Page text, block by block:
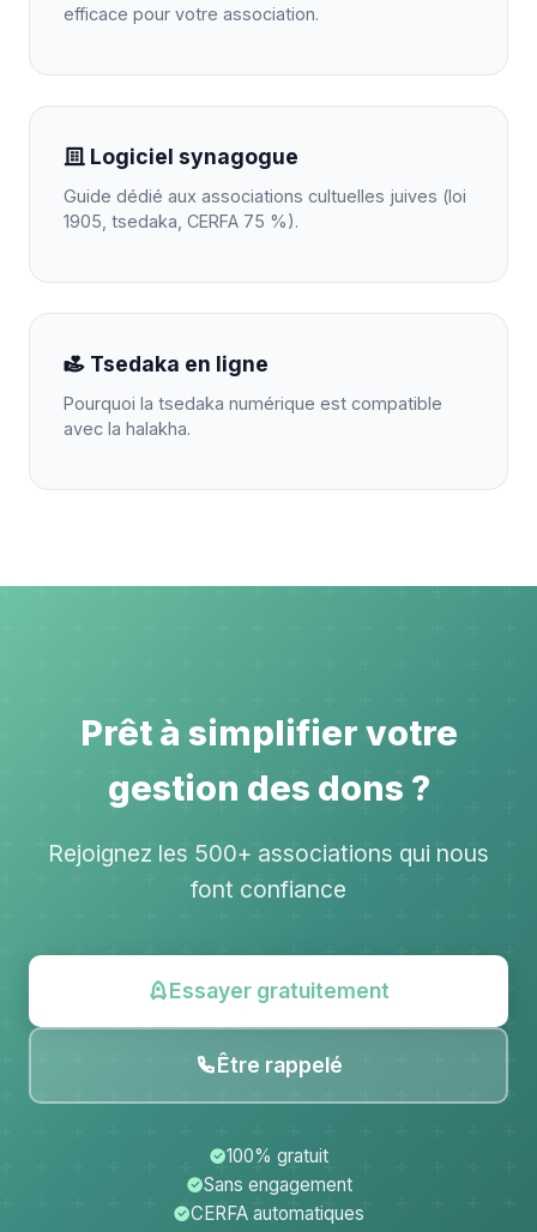
efficace pour votre association.
Logiciel synagogue
Guide dédié aux associations cultuelles juives (loi
1905, tsedaka, CERFA 75 %).
Tsedaka en ligne
Pourquoi la tsedaka numérique est compatible
avec la halakha.
Prêt à simplifier votre
gestion des dons ?
Rejoignez les 500+ associations qui nous
font confiance
Essayer gratuitement
Être rappelé
100% gratuit
Sans engagement
CERFA automatiques